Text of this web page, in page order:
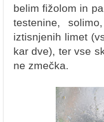
belim fižolom in
testenine,
iztisnjenih limet
kar dve), ter vse
ne zmečka.